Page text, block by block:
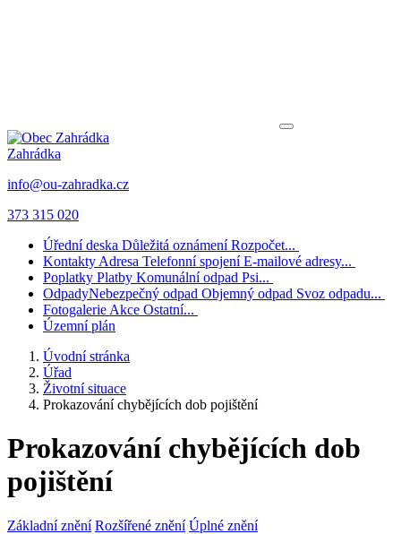
Zahrádka
info@ou-zahradka.cz
373 315 020
Úřední deska Důležitá oznámení Rozpočet...
Kontakty Adresa Telefonní spojení E-mailové adresy...
Poplatky Platby Komunální odpad Psi...
OdpadyNebezpečný odpad Objemný odpad Svoz odpadu...
Fotogalerie Akce Ostatní...
Územní plán
Úvodní stránka
Úřad
Životní situace
Prokazování chybějících dob pojištění
Prokazování chybějících dob
pojištění
Základní znění Rozšířené znění Úplné znění